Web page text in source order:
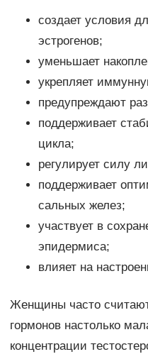
создает условия
эстрогенов;
уменьшает
укрепляет
предупреждают
поддерживает
цикла;
регулирует силу
поддерживает
сальных желез;
участвует в
эпидермиса;
влияет на
Женщины часто
гормонов настолько
концентрации